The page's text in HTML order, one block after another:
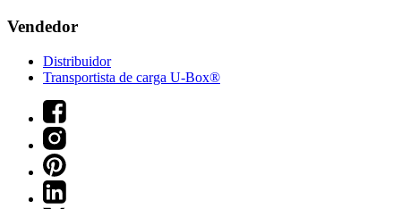
Vendedor
Distribuidor
Transportista de carga U-Box®